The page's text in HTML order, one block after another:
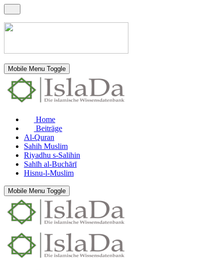
Mobile Menu Toggle
Home
Beiträge
Al-Quran
Sahih Muslim
Riyadhu s-Salihin
Sahīh al-Buchārī
Hisnu-l-Muslim
Mobile Menu Toggle